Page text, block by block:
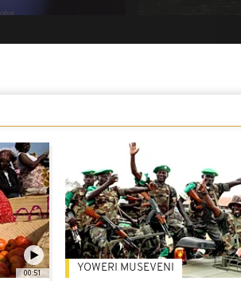
00:51 YOWERI MUSEVENI